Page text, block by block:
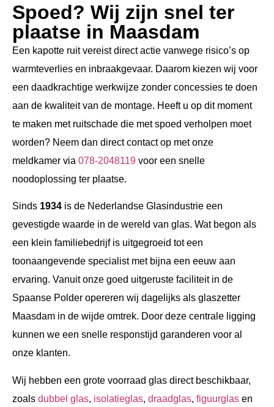
Spoed? Wij zijn snel ter
plaatse in Maasdam
Een kapotte ruit vereist direct actie vanwege risico’s op
warmteverlies en inbraakgevaar. Daarom kiezen wij voor
een daadkrachtige werkwijze zonder concessies te doen
aan de kwaliteit van de montage. Heeft u op dit moment
te maken met ruitschade die met spoed verholpen moet
worden? Neem dan direct contact op met onze
meldkamer via 078-2048119 voor een snelle
noodoplossing ter plaatse.
Sinds 1934 is de Nederlandse Glasindustrie een
gevestigde waarde in de wereld van glas. Wat begon als
een klein familiebedrijf is uitgegroeid tot een
toonaangevende specialist met bijna een eeuw aan
ervaring. Vanuit onze goed uitgeruste faciliteit in de
Spaanse Polder opereren wij dagelijks als glaszetter
Maasdam in de wijde omtrek. Door deze centrale ligging
kunnen we een snelle responstijd garanderen voor al
onze klanten.
Wij hebben een grote voorraad glas direct beschikbaar,
zoals dubbel glas, isolatieglas, draadglas, figuurglas en